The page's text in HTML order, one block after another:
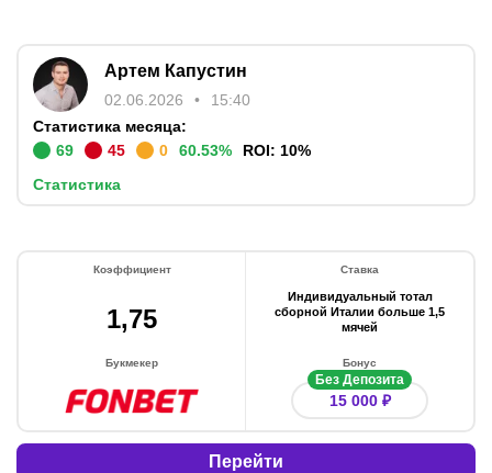
Артем Капустин
02.06.2026
15:40
Статистика месяца:
69
45 0 60.53% ROI: 10%
Статистика
Коэффициент
1,75
Ставка
Индивидуальный тотал
сборной Италии больше 1,5
мячей
Букмекер Бонус
Без Депозита
15 000 ₽
Перейти